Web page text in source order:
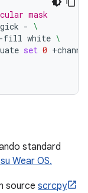
mask
- \
-fill white \
set 0
standard
Wear OS.
source scrcpy